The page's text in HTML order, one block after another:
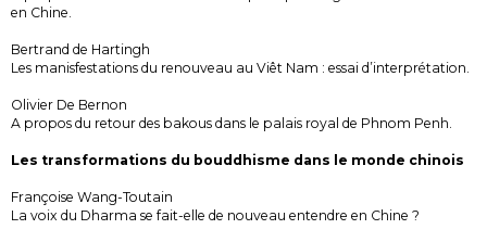
en Chine.
Bertrand de Hartingh
Les manisfestations du renouveau au Viêt Nam : essai d’interprétation.
Olivier De Bernon
A propos du retour des bakous dans le palais royal de Phnom Penh.
Les transformations du bouddhisme dans le monde chinois
Françoise Wang-Toutain
La voix du Dharma se fait-elle de nouveau entendre en Chine ?